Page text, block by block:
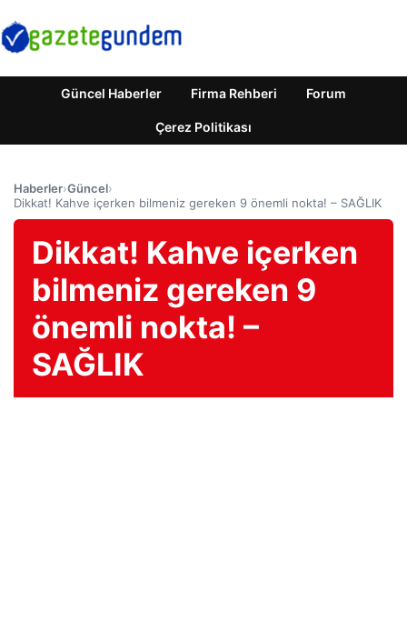
Güncel Haberler Firma Rehberi Forum
Çerez Politikası
Haberler›Güncel›
Dikkat! Kahve içerken bilmeniz gereken 9 önemli nokta! – SAĞLIK
Dikkat! Kahve içerken
bilmeniz gereken 9
önemli nokta! –
SAĞLIK